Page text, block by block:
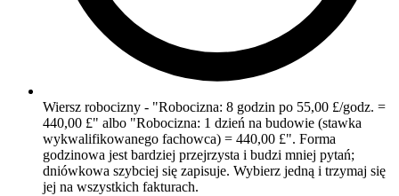
Wiersz robocizny - "Robocizna: 8 godzin po 55,00 £/godz. =
440,00 £" albo "Robocizna: 1 dzień na budowie (stawka
wykwalifikowanego fachowca) = 440,00 £". Forma
godzinowa jest bardziej przejrzysta i budzi mniej pytań;
dniówkowa szybciej się zapisuje. Wybierz jedną i trzymaj się
jej na wszystkich fakturach.